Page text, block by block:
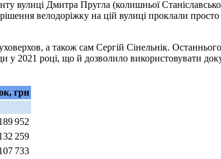
вулиці Дмитра Пругла (колишньої
велодоріжку на цій вулиці проклали
а також сам Сергій Сінельнік. Останнього
у 2021 році, що й дозволило використовувати
грн
952
259
733